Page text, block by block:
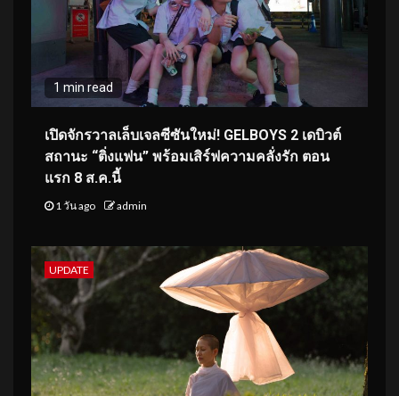
1 min read
เปิดจักรวาลเล็บเจลซีซันใหม่! GELBOYS 2 เดบิวต์
สถานะ “ติ่งแฟน” พร้อมเสิร์ฟความคลั่งรัก ตอน
แรก 8 ส.ค.นี้
1 วัน ago admin
UPDATE